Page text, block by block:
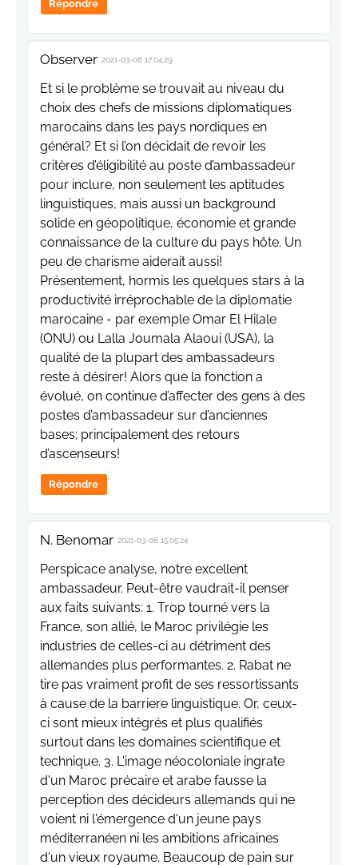
Répondre
Observer 2021-03-08 17:04:29
Et si le problème se trouvait au niveau du
choix des chefs de missions diplomatiques
marocains dans les pays nordiques en
général? Et si l’on décidait de revoir les
critères d’éligibilité au poste d’ambassadeur
pour inclure, non seulement les aptitudes
linguistiques, mais aussi un background
solide en géopolitique, économie et grande
connaissance de la culture du pays hôte. Un
peu de charisme aiderait aussi!
Présentement, hormis les quelques stars à la
productivité irréprochable de la diplomatie
marocaine - par exemple Omar El Hilale
(ONU) ou Lalla Joumala Alaoui (USA), la
qualité de la plupart des ambassadeurs
reste à désirer! Alors que la fonction a
évolué, on continue d’affecter des gens à des
postes d’ambassadeur sur d’anciennes
bases; principalement des retours
d’ascenseurs!
Répondre
N. Benomar 2021-03-08 15:05:24
Perspicace analyse, notre excellent
ambassadeur. Peut-être vaudrait-il penser
aux faits suivants: 1. Trop tourné vers la
France, son allié, le Maroc privilégie les
industries de celles-ci au détriment des
allemandes plus performantes. 2. Rabat ne
tire pas vraiment profit de ses ressortissants
à cause de la barriere linguistique. Or, ceux-
ci sont mieux intégrés et plus qualifiés
surtout dans les domaines scientifique et
technique. 3. L'image néocoloniale ingrate
d'un Maroc précaire et arabe fausse la
perception des décideurs allemands qui ne
voient ni l'émergence d'un jeune pays
méditerranéen ni les ambitions africaines
d'un vieux royaume. Beaucoup de pain sur